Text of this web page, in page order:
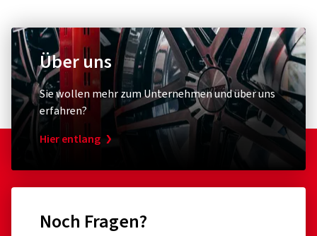
AdBlue
Team
AdBlue 10 Liter
(0)
Über uns
Sie wollen mehr zum Unternehmen und über uns
erfahren?
Hier entlang
Noch Fragen?